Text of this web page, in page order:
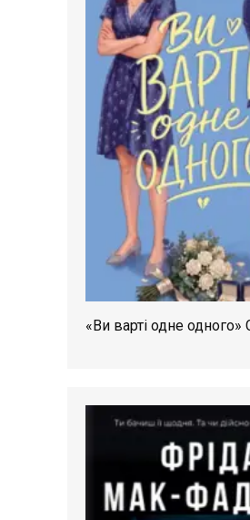
«Ви варті одне одного»